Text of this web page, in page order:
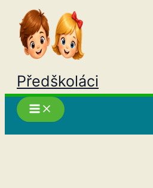
Přeskočit
obsah
Předškoláci